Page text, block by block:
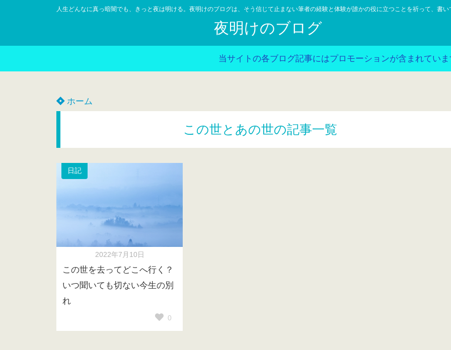
人生どんなに真っ暗闇でも、きっと夜は明ける。夜明けのブログは、そう信じて止まない筆者の経験と体験が誰かの役に立つことを祈って、書い
夜明けのブログ
当サイトの各ブログ記事にはプロモーションが含まれていま
ホーム
この世とあの世の記事一覧
日記
2022年7月10日
この世を去ってどこへ行く？
いつ聞いても切ない今生の別
れ
0